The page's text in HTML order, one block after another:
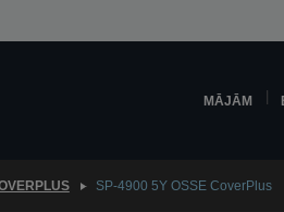
MĀJĀM
SP-4900 5Y OSSE CoverPlus